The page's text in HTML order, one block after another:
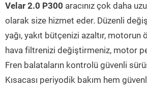
Velar 2.0 P300 aracınız çok daha
olarak size hizmet eder. Düzenli
yağı, yakıt bütçenizi azaltır, motorun
hava filtrenizi değiştirmeniz, motor
Fren balataların kontrolü güvenli
Kısacası periyodik bakım hem